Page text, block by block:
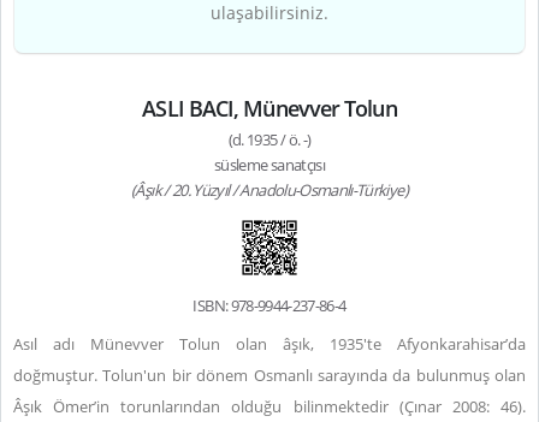
ulaşabilirsiniz.
ASLI BACI, Münevver Tolun
(d. 1935 / ö. -)
süsleme sanatçısı
(Âşık / 20. Yüzyıl / Anadolu-Osmanlı-Türkiye)
ISBN: 978-9944-237-86-4
Asıl adı Münevver Tolun olan âşık, 1935'te Afyonkarahisar’da
doğmuştur. Tolun'un bir dönem Osmanlı sarayında da bulunmuş olan
Âşık Ömer’in torunlarından olduğu bilinmektedir (Çınar 2008: 46).